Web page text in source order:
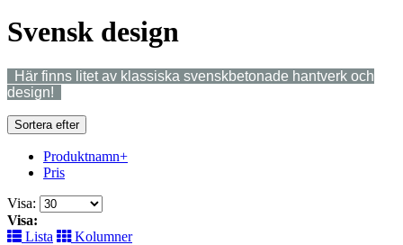
Svensk design
Här finns litet av klassiska svenskbetonade hantverk och
design!
Sortera efter
Produktnamn+
Pris
Visa:
Visa:
Lista
Kolumner